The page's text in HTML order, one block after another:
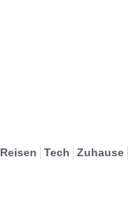
Reisen Tech Zuhause